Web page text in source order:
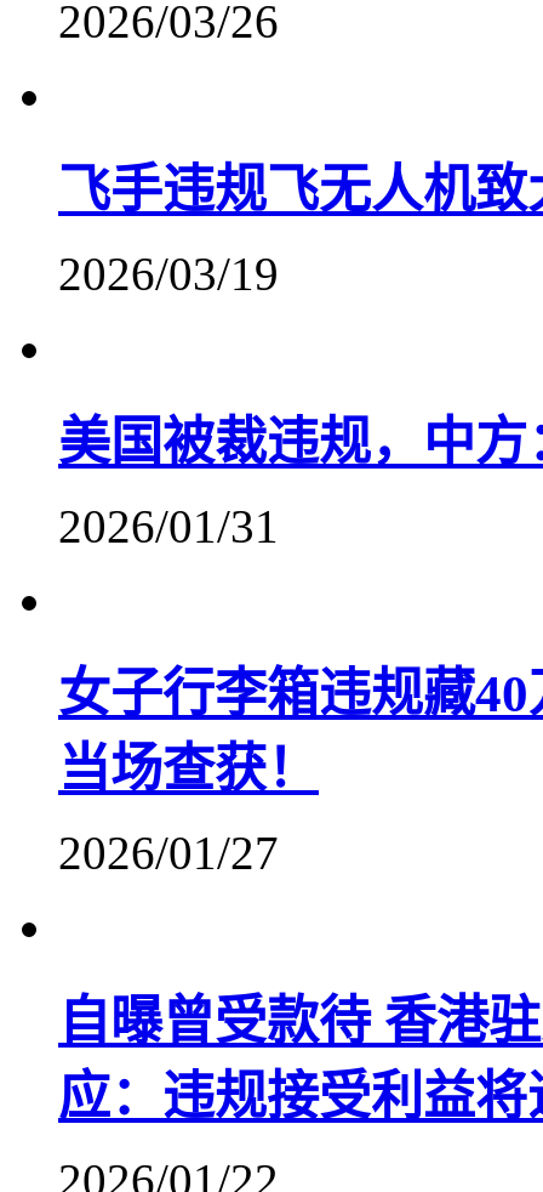
2026/03/26
飞手违规飞无人机
2026/03/19
美国被裁违规，中
2026/01/31
女子行李箱违规藏
当场查获！
2026/01/27
自曝曾受款待 香港
应：违规接受利益将
2026/01/22